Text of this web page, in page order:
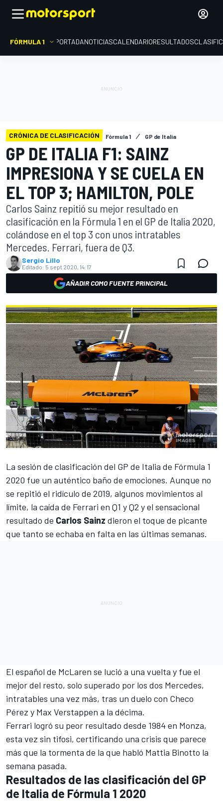
FÓRMULA 1 PORTADANOTICIASCALENDARIORESULTADOS
CRÓNICA DE CLASIFICACIÓN Fórmula 1 GP de Italia
GP DE ITALIA F1: SAINZ
IMPRESIONA Y SE CUELA EN
EL TOP 3; HAMILTON, POLE
Carlos Sainz repitió su mejor resultado en
clasificación en la Fórmula 1 en el GP de Italia 2020,
colándose en el top 3 con unos intratables
Mercedes. Ferrari, fuera de Q3.
Sergio Lillo
Editado: 5 sept 2020, 14:17
AÑADIR COMO FUENTE PRINCIPAL
La sesión de clasificación del GP de Italia de Fórmula 1
2020 fue un auténtico baño de emociones. Aunque no
se repitió el ridículo de 2019, algunos movimientos al
límite, la caída de Ferrari en Q1 y Q2 y el sensacional
resultado de Carlos Sainz dieron el toque de picante
que tanto se echaba en falta en las últimas semanas.
El español de McLaren se lució a una vuelta y fue el
mejor del resto, solo superado por los dos Mercedes,
intratables una vez más, tras un duelo con Checo
Pérez y Max Verstappen a la décima.
Ferrari logró su peor resultado desde 1984 en Monza,
esta vez sin tifosi, certificando una crisis que parece
más que la tormenta de la que habló Mattia Binotto la
semana pasada.
Resultados de las clasificación del GP
de Italia de Fórmula 1 2020